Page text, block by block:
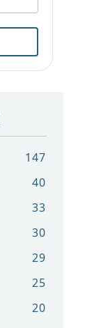
147
40
33
30
29
25
20